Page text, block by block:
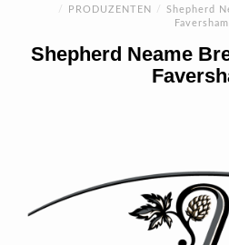
/ PRODUZENTEN /
Shepherd
Faversham
Shepherd Neame